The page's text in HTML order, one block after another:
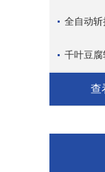
全自动斩
千叶豆
查